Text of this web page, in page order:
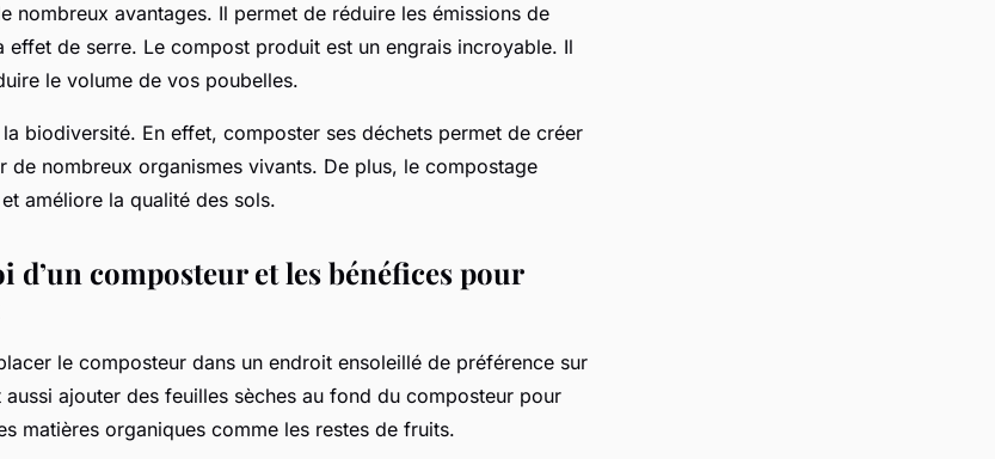
nombreux avantages. Il permet de réduire les émissions de
effet de serre. Le compost produit est un engrais incroyable. Il
le volume de vos poubelles.
biodiversité. En effet, composter ses déchets permet de créer
de nombreux organismes vivants. De plus, le compostage
améliore la qualité des sols.
d’un composteur et les bénéfices pour
le composteur dans un endroit ensoleillé de préférence sur
ajouter des feuilles sèches au fond du composteur pour
matières organiques comme les restes de fruits.